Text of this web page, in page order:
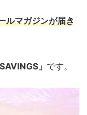
ルマガジンが届き
」 です。